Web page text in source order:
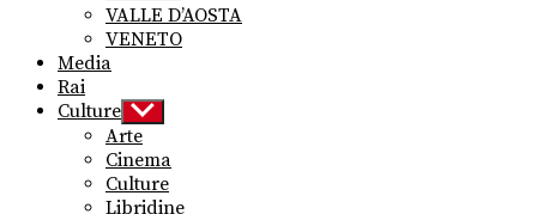
VALLE D’AOSTA
VENETO
Media
Rai
Culture Show
sub
menu
Arte
Cinema
Culture
Libridine